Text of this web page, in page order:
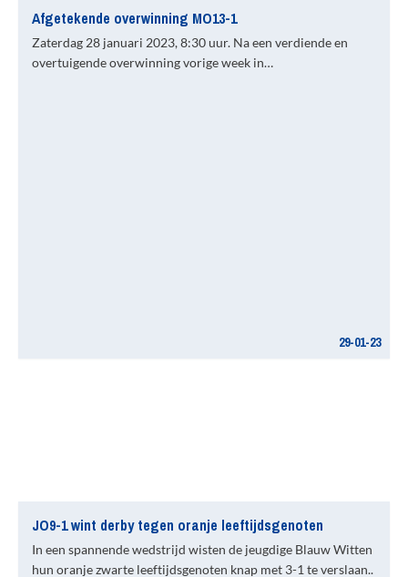
Afgetekende overwinning MO13-1
Zaterdag 28 januari 2023, 8:30 uur. Na een verdiende en
overtuigende overwinning vorige week in…
29-01-23
JO9-1 wint derby tegen oranje leeftijdsgenoten
In een spannende wedstrijd wisten de jeugdige Blauw Witten
hun oranje zwarte leeftijdsgenoten knap met 3-1 te verslaan..